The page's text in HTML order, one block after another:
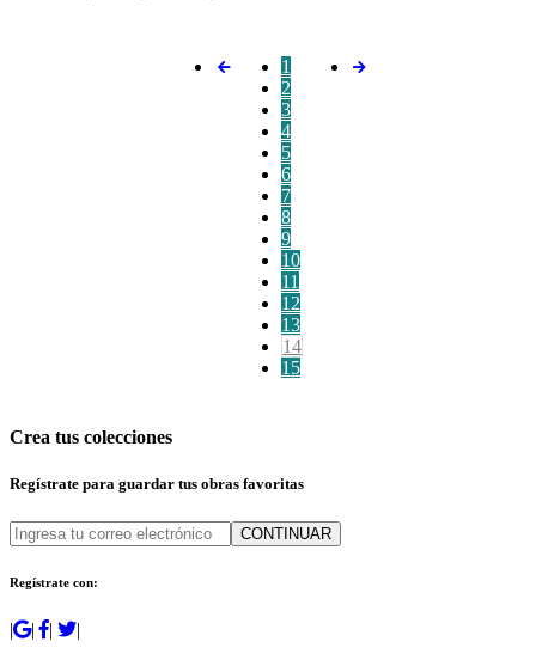
1
2
3
4
5
6
7
8
9
10
11
12
13
14
15
Crea tus colecciones
Regístrate para guardar tus obras favoritas
CONTINUAR
Regístrate con:
|